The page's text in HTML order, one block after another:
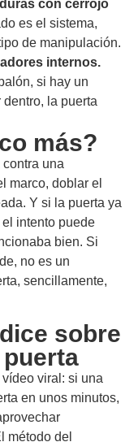
con cerrojo
es el sistema,
de manipulación.
internos.
si hay un
la puerta
más?
una
marco, doblar el
Y si la puerta ya
intento puede
bien. Si
no es un
sencillamente,
sobre
puerta
viral: si una
en unos minutos,
método del